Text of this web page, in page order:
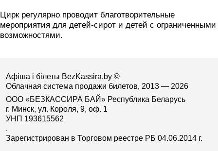
Цирк регулярно проводит благотворительные
мероприятия для детей-сирот и детей с ограниченными
возможностями.
Афіша і білеты BezKassira.by ©
Облачная система продажи билетов, 2013 — 2026
ООО «БЕЗКАССИРА БАЙ» Республика Беларусь
г. Минск, ул. Короля, 9, оф. 1
УНП 193615562
.
Зарегистрирован в Торговом реестре РБ 04.06.2014 г.